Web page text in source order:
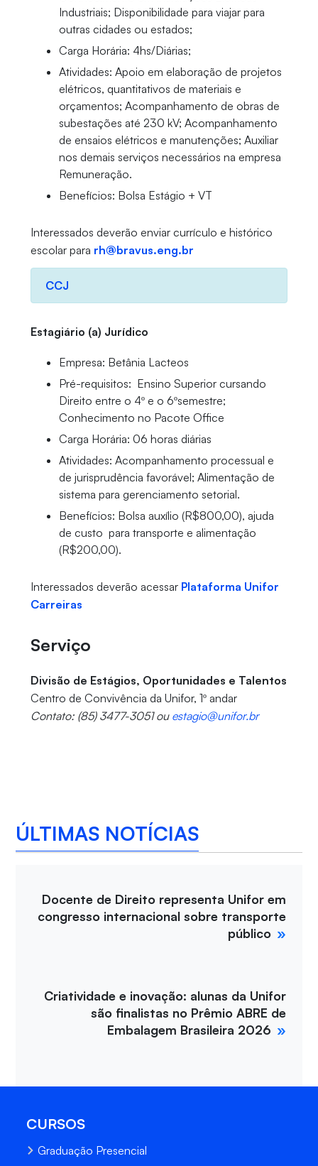
Industriais; Disponibilidade para viajar para
outras cidades ou estados;
Carga Horária: 4hs/Diárias;
Atividades: Apoio em elaboração de projetos
elétricos, quantitativos de materiais e
orçamentos; Acompanhamento de obras de
subestações até 230 kV; Acompanhamento
de ensaios elétricos e manutenções; Auxiliar
nos demais serviços necessários na empresa
Remuneração.
Benefícios: Bolsa Estágio + VT
Interessados deverão enviar currículo e histórico
escolar para rh@bravus.eng.br
CCJ
Estagiário (a) Jurídico
Empresa: Betânia Lacteos
Pré-requisitos: Ensino Superior cursando
Direito entre o 4º e o 6ºsemestre;
Conhecimento no Pacote Office
Carga Horária: 06 horas diárias
Atividades: Acompanhamento processual e
de jurisprudência favorável; Alimentação de
sistema para gerenciamento setorial.
Benefícios: Bolsa auxílio (R$800,00), ajuda
de custo para transporte e alimentação
(R$200,00).
Interessados deverão acessar Plataforma Unifor
Carreiras
Serviço
Divisão de Estágios, Oportunidades e Talentos
Centro de Convivência da Unifor, 1º andar
Contato: (85) 3477-3051 ou estagio@unifor.br
ÚLTIMAS NOTÍCIAS
Docente de Direito representa Unifor em
congresso internacional sobre transporte
público
Criatividade e inovação: alunas da Unifor
são finalistas no Prêmio ABRE de
Embalagem Brasileira 2026
CURSOS
Graduação Presencial